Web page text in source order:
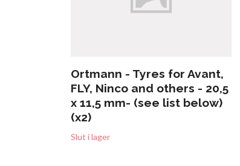
Ortmann - Tyres for Avant,
FLY, Ninco and others - 20,5
x 11,5 mm- (see list below)
(x2)
Slut i lager